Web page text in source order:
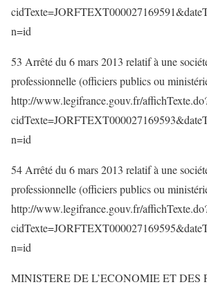
n=id
53 Arrêté du 6 mars 2013 relatif à une
professionnelle (officiers publics ou
http://www.legifrance.gouv.fr/
n=id
54 Arrêté du 6 mars 2013 relatif à une
professionnelle (officiers publics ou
http://www.legifrance.gouv.fr/
n=id
MINISTERE DE L’ECONOMIE ET DES